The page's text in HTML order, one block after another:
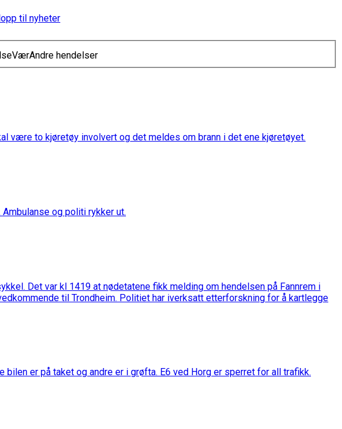
til nyheter
VærAndre hendelser
være to kjøretøy involvert og det meldes om brann i det ene kjøretøyet.
og politi rykker ut.
Det var kl 1419 at nødetatene fikk melding om hendelsen på Fannrem i
til Trondheim. Politiet har iverksatt etterforskning for å kartlegge
er på taket og andre er i grøfta. E6 ved Horg er sperret for all trafikk.